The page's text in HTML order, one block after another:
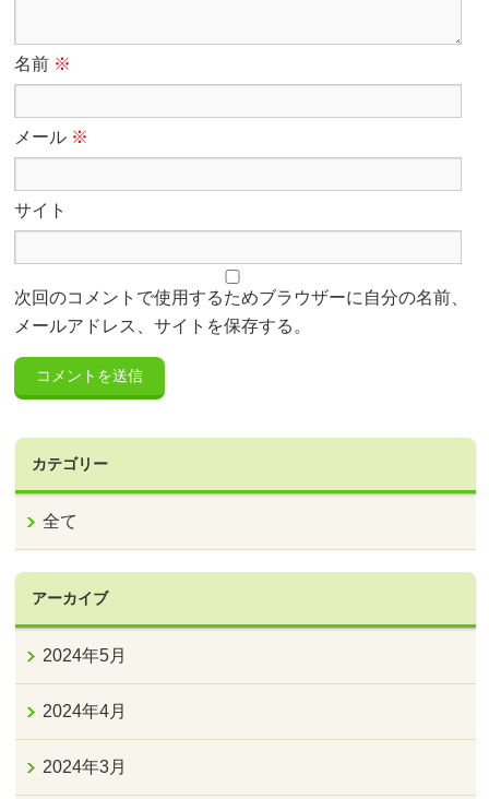
名前 ※
メール ※
サイト
次回のコメントで使用するためブラウザーに自分の名前、
メールアドレス、サイトを保存する。
カテゴリー
全て
アーカイブ
2024年5月
2024年4月
2024年3月